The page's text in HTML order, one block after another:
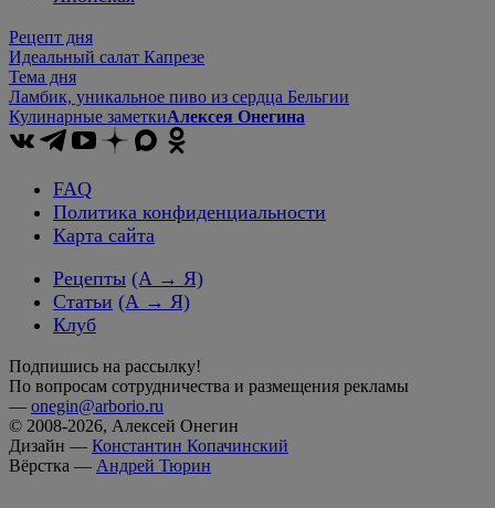
Рецепт дня
Идеальный салат Капрезе
Тема дня
Ламбик, уникальное пиво из сердца Бельгии
Кулинарные заметкиАлексея Онегина
FAQ
Политика конфиденциальности
Карта сайта
Рецепты (А → Я)
Статьи (А → Я)
Клуб
Подпишись на рассылку!
По вопросам сотрудничества и размещения рекламы
— onegin@arborio.ru
© 2008-2026, Алексей Онегин
Дизайн — Константин Копачинский
Вёрстка — Андрей Тюрин